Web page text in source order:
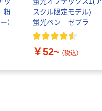
粉
）
スクル限定モデル)
蛍光ペン ゼブラ
￥52~ （税込）